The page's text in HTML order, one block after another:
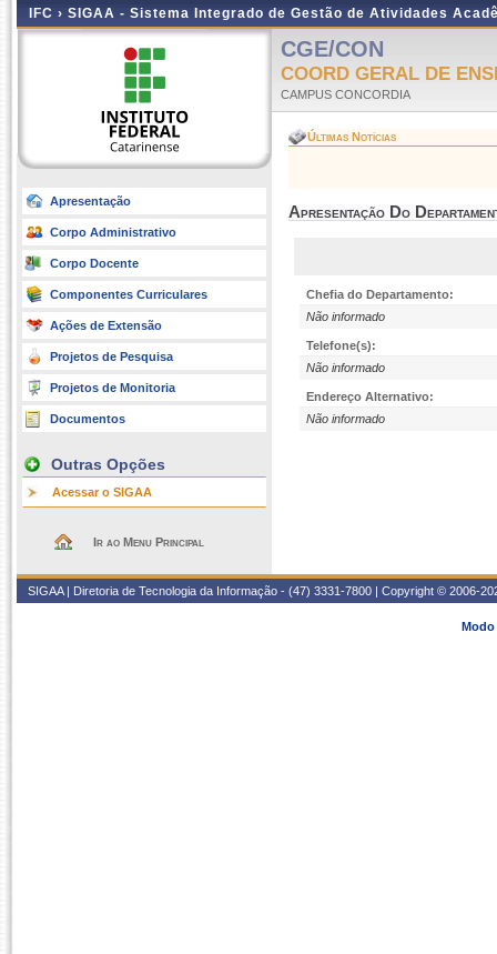
IFC › SIGAA - Sistema Integrado de Gestão de Atividades
Apresentação
Corpo Administrativo
Corpo Docente
Componentes Curriculares
Ações de Extensão
Projetos de Pesquisa
Projetos de Monitoria
Documentos
Outras Opções
Acessar o SIGAA
Ir ao Menu Principal
CGE/CON
COORD GERAL DE
CAMPUS CONCORDIA
Últimas Notícias
Apresentação Do
Chefia do Departamento:
Não informado
Telefone(s):
Não informado
Endereço Alternativo:
Não informado
SIGAA | Diretoria de Tecnologia da Informação - (47) 3331-7800 | Copyright © 2006-
Modo